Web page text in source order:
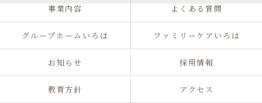
事業内容 よくある質問
グループホームいろは ファミリーケアいろは
お知らせ 採用情報
教育方針 アクセス